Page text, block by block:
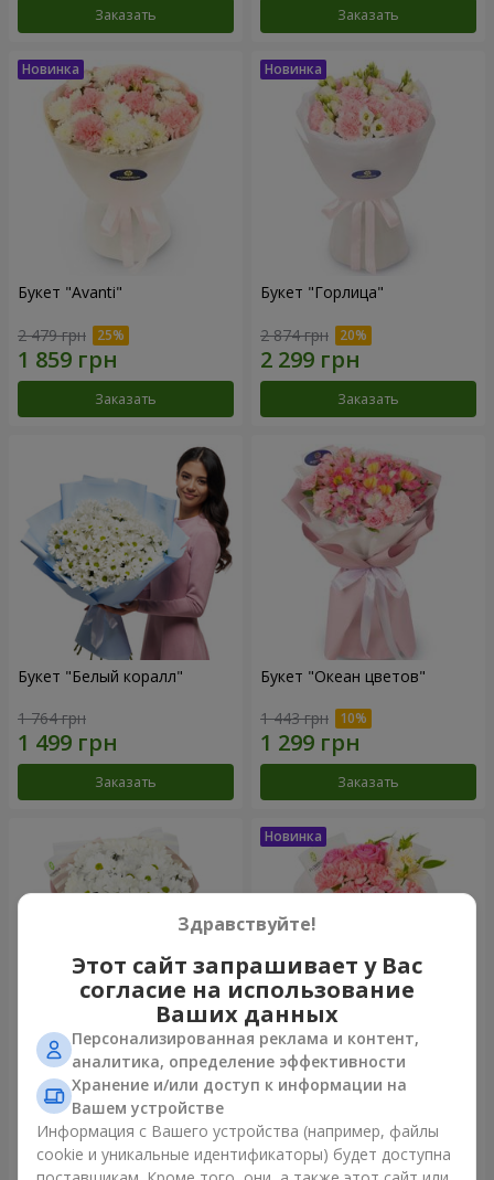
Заказать Заказать
Букет "Avanti"
2 479 грн
Заказать
Букет "Горлица"
2 874 грн
Заказать
Букет "Белый коралл"
1 764 грн
Заказать
Букет "Океан цветов"
1 443 грн
Заказать
Букет "White happiness"
999 грн
Заказать
Букет "Розовый зефир"
Заказать
Здравствуйте!
Этот сайт запрашивает у Вас
согласие на использование
Ваших данных
Персонализированная реклама и контент,
аналитика, определение эффективности
Хранение и/или доступ к информации на
Вашем устройстве
Информация с Вашего устройства (например, файлы
cookie и уникальные идентификаторы) будет доступна